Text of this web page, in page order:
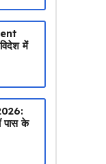
में
पास के